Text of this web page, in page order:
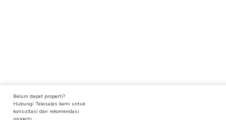
Belum dapat properti?
Hubungi Telesales kami untuk
konsultasi dan rekomendasi